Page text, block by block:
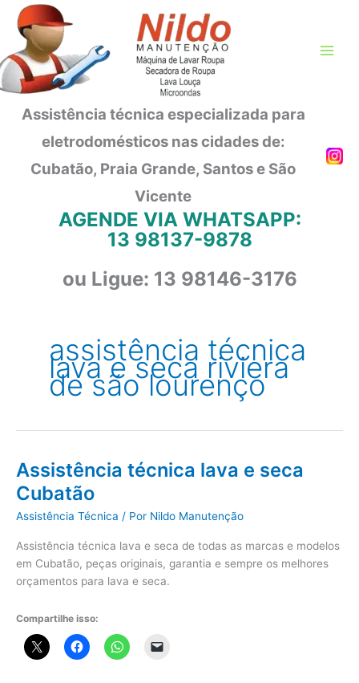
para
conteúdo
Assistência técnica especializada para
eletrodomésticos nas cidades de:
Cubatão, Praia Grande, Santos e São
Vicente
AGENDE VIA WHATSAPP:
13 98137-9878
ou Ligue: 13 98146-3176
assistência técnica
lava e seca riviera
de são lourenço
Assistência técnica lava e seca
Cubatão
Assistência Técnica / Por Nildo Manutenção
Assistência técnica lava e seca de todas as marcas e modelos
em Cubatão, peças originais, garantia e sempre os melhores
orçamentos para lava e seca.
Compartilhe isso: